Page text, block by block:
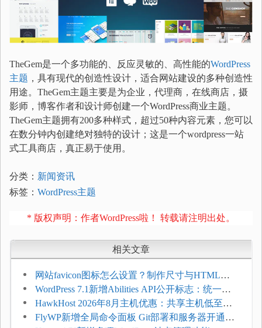
TheGem是一个多功能的、反应灵敏的、高性能的WordPress
主题 ，具有现代的创造性设计，适合网站建设的多种创造性
用途。TheGem主题主要是为企业，代理商，在线商店，摄
影师，博客作者和设计师创建一个WordPress商业主题。
TheGem主题拥有200多种样式，超过50种内容元素，您可以
在数分钟内创建绝对独特的设计；这是一个wordpress一站
式工具商店，真正易于使用。
分类： 新闻资讯
标签： WordPress主题
* 版权声明：作者WordPress啦！ 转载请注明出处。
相关文章
网站favicon图标怎么设置？制作尺寸与HTML添
加方法
WordPress 7.1新增Abilities API公开标志：统一支
持REST API、MCP与AI代理
HawkHost 2026年8月主机优惠：共享主机低至
$2.61/月，高性能主机同步折扣
FlyWP新增全局命令面板 Git部署和服务器开通更